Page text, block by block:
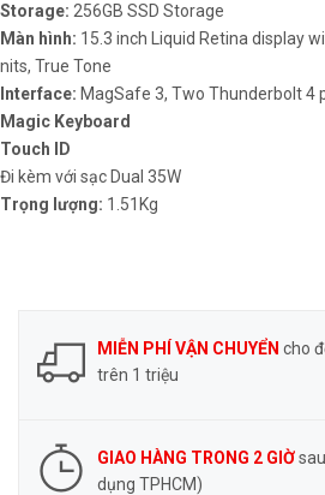
Storage: 256GB SSD Storage
Màn hình: 15.3 inch Liquid Retina display
nits, True Tone
Interface: MagSafe 3, Two Thunderbolt 4
Magic Keyboard
Touch ID
Đi kèm với sạc Dual 35W
Trọng lượng: 1.51Kg
MIỄN PHÍ VẬN CHUYỂN cho
trên 1 triệu
GIAO HÀNG TRONG 2 GIỜ
dụng TPHCM)